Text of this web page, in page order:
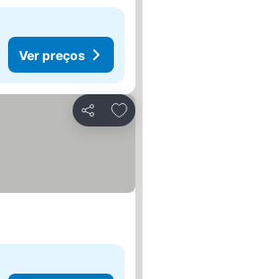
Ver preços
Partilhar
Adicionar aos favoritos